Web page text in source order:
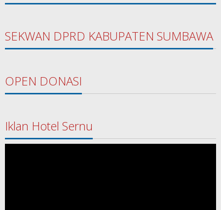
SEKWAN DPRD KABUPATEN SUMBAWA
OPEN DONASI
Iklan Hotel Sernu